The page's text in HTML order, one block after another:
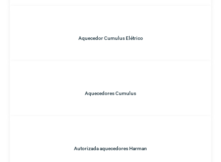
Aquecedor Cumulus Elétrico
Aquecedores Cumulus
Autorizada aquecedores Harman